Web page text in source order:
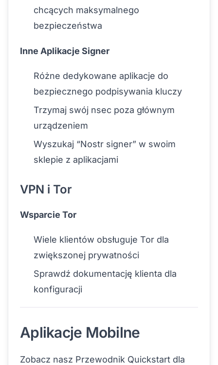
chcących maksymalnego
bezpieczeństwa
Inne Aplikacje Signer
Różne dedykowane aplikacje do
bezpiecznego podpisywania kluczy
Trzymaj swój nsec poza głównym
urządzeniem
Wyszukaj “Nostr signer” w swoim
sklepie z aplikacjami
VPN i Tor
Wsparcie Tor
Wiele klientów obsługuje Tor dla
zwiększonej prywatności
Sprawdź dokumentację klienta dla
konfiguracji
Aplikacje Mobilne
Zobacz nasz Przewodnik Quickstart dla